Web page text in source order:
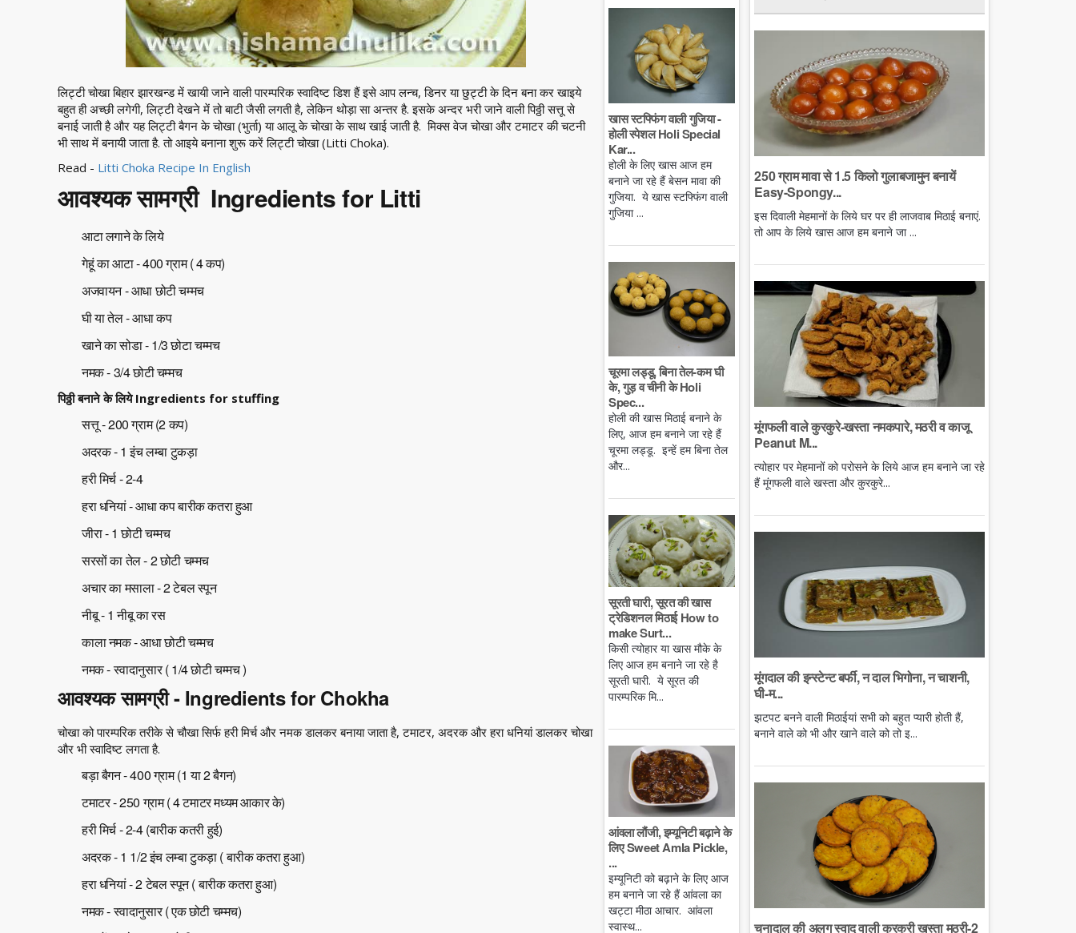
लिट्टी चोखा बिहार झारखन्ड में खायी जाने वाली पारम्परिक स्वादिष्ट डिश हैं इसे आप लन्च, डिनर या छुट्टी के दिन बना कर खाइये
बहुत ही अच्छी लगेगी, लिट्टी देखने में तो बाटी जैसी लगती है, लेकिन थोड़ा सा अन्तर है. इसके अन्दर भरी जाने वाली पिठ्ठी सत्तू से
बनाई जाती है और यह लिट्टी बैगन के चोखा (भुर्ता) या आलू के चोखा के साथ खाई जाती है. मिक्स वेज चोखा और टमाटर की चटनी
भी साथ में बनायी जाता है. तो आइये बनाना शुरू करें लिट्टी चोखा (Litti Choka).
Read - Litti Choka Recipe In English
आवश्यक सामग्री Ingredients for Litti
आटा लगाने के लिये
गेहूं का आटा - 400 ग्राम ( 4 कप)
अजवायन - आधा छोटी चम्मच
घी या तेल - आधा कप
खाने का सोडा - 1/3 छोटा चम्मच
नमक - 3/4 छोटी चम्मच
पिठ्ठी बनाने के लिये Ingredients for stuffing
सत्तू - 200 ग्राम (2 कप)
अदरक - 1 इंच लम्बा टुकड़ा
हरी मिर्च - 2-4
हरा धनियां - आधा कप बारीक कतरा हुआ
जीरा - 1 छोटी चम्मच
सरसों का तेल - 2 छोटी चम्मच
अचार का मसाला - 2 टेबल स्पून
नीबू - 1 नीबू का रस
काला नमक - आधा छोटी चम्मच
नमक - स्वादानुसार ( 1/4 छोटी चम्मच )
आवश्यक सामग्री - Ingredients for Chokha
चोखा को पारम्परिक तरीके से चौखा सिर्फ हरी मिर्च और नमक डालकर बनाया जाता है, टमाटर, अदरक और हरा धनियां डालकर चोखा
और भी स्वादिष्ट लगता है.
बड़ा बैगन - 400 ग्राम (1 या 2 बैगन)
टमाटर - 250 ग्राम ( 4 टमाटर मध्यम आकार के)
हरी मिर्च - 2-4 (बारीक कतरी हुई)
अदरक - 1 1/2 इंच लम्बा टुकड़ा ( बारीक कतरा हुआ)
हरा धनियां - 2 टेबल स्पून ( बारीक कतरा हुआ)
नमक - स्वादानुसार ( एक छोटी चम्मच)
खास स्टफ्फिंग वाली गुजिया -
होली स्पेशल Holi Special
Kar...
होली के लिए खास आज हम
बनाने जा रहे हैं बेसन मावा की
गुजिया. ये खास स्टफ्फिंग वाली
गुजिया ...
चूरमा लड्डू, बिना तेल-कम घी
के, गुड़ व चीनी के Holi
Spec...
होली की खास मिठाई बनाने के
लिए, आज हम बनाने जा रहे हैं
चूरमा लड्डू. इन्हें हम बिना तेल
और...
सूरती घारी, सूरत की खास
ट्रेडिशनल मिठाई How to
make Surt...
किसी त्योहार या खास मौके के
लिए आज हम बनाने जा रहे है
सूरती घारी. ये सूरत की
पारम्परिक मि...
आंवला लौंजी, इम्यूनिटी बढ़ाने के
लिए Sweet Amla Pickle,
...
इम्यूनिटी को बढ़ाने के लिए आज
हम बनाने जा रहे हैं आंवला का
खट्टा मीठा आचार. आंवला
स्वास्थ...
250 ग्राम मावा से 1.5 किलो गुलाबजामुन बनायें
Easy-Spongy...
इस दिवाली मेहमानों के लिये घर पर ही लाजवाब मिठाई बनाएं.
तो आप के लिये खास आज हम बनाने जा ...
मूंगफली वाले कुरकुरे-खस्ता नमकपारे, मठरी व काजू
Peanut M...
त्योहार पर मेहमानों को परोसने के लिये आज हम बनाने जा रहे
हैं मूंगफली वाले खस्ता और कुरकुरे...
मूंगदाल की इन्स्टेन्ट बर्फी, न दाल भिगोना, न चाशनी,
घी-म...
झटपट बनने वाली मिठाईयां सभी को बहुत प्यारी होती हैं,
बनाने वाले को भी और खाने वाले को तो इ...
चनादाल की अलग स्वाद वाली कुरकुरी खस्ता मठरी-2